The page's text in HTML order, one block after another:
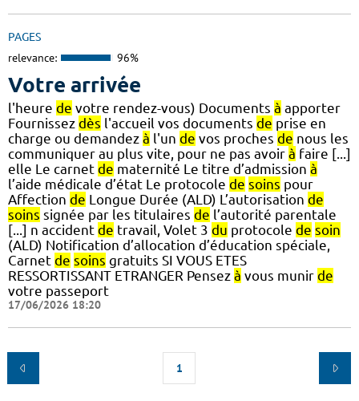
PAGES
relevance: 96%
Votre arrivée
l'heure de votre rendez-vous) Documents à apporter
Fournissez dès l'accueil vos documents de prise en
charge ou demandez à l'un de vos proches de nous les
communiquer au plus vite, pour ne pas avoir à faire [...]
elle Le carnet de maternité Le titre d’admission à
l’aide médicale d’état Le protocole de soins pour
Affection de Longue Durée (ALD) L’autorisation de
soins signée par les titulaires de l’autorité parentale
[...] n accident de travail, Volet 3 du protocole de soin
(ALD) Notification d’allocation d’éducation spéciale,
Carnet de soins gratuits SI VOUS ETES
RESSORTISSANT ETRANGER Pensez à vous munir de
votre passeport
17/06/2026 18:20
1